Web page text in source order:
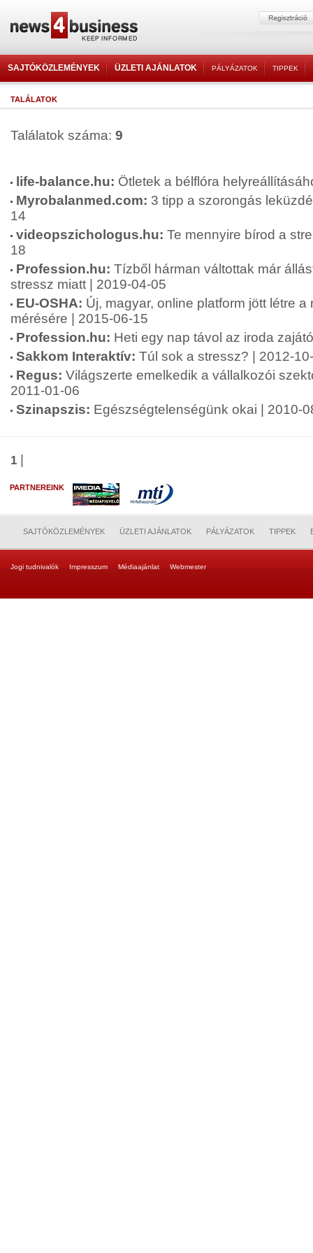
SAJTÓKÖZLEMÉNYEK ÜZLETI AJÁNLATOK PÁLYÁZATOK TIPPEK
TALÁLATOK
Találatok száma: 9
life-balance.hu: Ötletek a bélflóra
Myrobalanmed.com: 3 tipp a szorongás
14
videopszichologus.hu: Te mennyire bírod a
18
Profession.hu: Tízből hárman váltottak már
stressz miatt | 2019-04-05
EU-OSHA: Új, magyar, online platform jött létre
mérésére | 2015-06-15
Profession.hu: Heti egy nap távol az iroda
Sakkom Interaktív: Túl sok a stressz? | 2012-
Regus: Világszerte emelkedik a vállalkozói
2011-01-06
Szinapszis: Egészségtelenségünk okai | 2010-
1
PARTNEREINK
SAJTÓKÖZLEMÉNYEK ÜZLETI AJÁNLATOK PÁLYÁZATOK TIPPEK
Jogi tudnivalók Impresszum Médiaajánlat Webmester